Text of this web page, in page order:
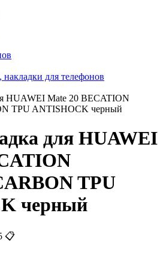
для телефонов
HUAWEI Mate 20 BECATION
TPU ANTISHOCK черный
для HUAWEI
TPU
черный
📋